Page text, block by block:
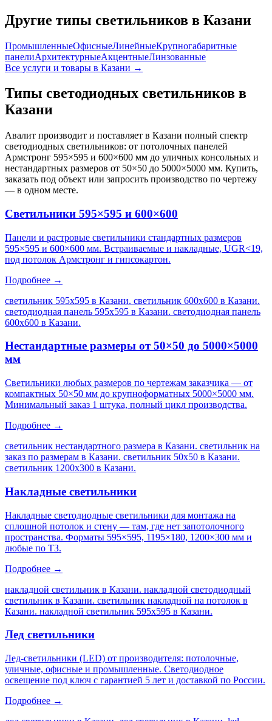
Другие типы светильников в Казани
ПромышленныеОфисныеЛинейныеКрупногабаритные
панелиАрхитектурныеАкцентныеЛинзованные
Все услуги и товары в Казани →
Типы светодиодных светильников в
Казани
Авалит производит и поставляет в Казани полный спектр
светодиодных светильников: от потолочных панелей
Армстронг 595×595 и 600×600 мм до уличных консольных и
нестандартных размеров от 50×50 до 5000×5000 мм. Купить,
заказать под объект или запросить производство по чертежу
— в одном месте.
Светильники 595×595 и 600×600
Панели и растровые светильники стандартных размеров
595×595 и 600×600 мм. Встраиваемые и накладные, UGR<19,
под потолок Армстронг и гипсокартон.
Подробнее →
светильник 595х595 в Казани. светильник 600х600 в Казани.
светодиодная панель 595х595 в Казани. светодиодная панель
600х600 в Казани.
Нестандартные размеры от 50×50 до 5000×5000
мм
Светильники любых размеров по чертежам заказчика — от
компактных 50×50 мм до крупноформатных 5000×5000 мм.
Минимальный заказ 1 штука, полный цикл производства.
Подробнее →
светильник нестандартного размера в Казани. светильник на
заказ по размерам в Казани. светильник 50х50 в Казани.
светильник 1200х300 в Казани.
Накладные светильники
Накладные светодиодные светильники для монтажа на
сплошной потолок и стену — там, где нет запотолочного
пространства. Форматы 595×595, 1195×180, 1200×300 мм и
любые по ТЗ.
Подробнее →
накладной светильник в Казани. накладной светодиодный
светильник в Казани. светильник накладной на потолок в
Казани. накладной светильник 595х595 в Казани.
Лед светильники
Лед-светильники (LED) от производителя: потолочные,
уличные, офисные и промышленные. Светодиодное
освещение под ключ с гарантией 5 лет и доставкой по России.
Подробнее →